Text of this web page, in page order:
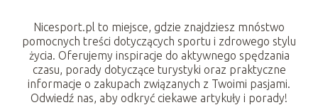
Nicesport.pl to miejsce, gdzie znajdziesz mnóstwo
pomocnych treści dotyczących sportu i zdrowego stylu
życia. Oferujemy inspiracje do aktywnego spędzania
czasu, porady dotyczące turystyki oraz praktyczne
informacje o zakupach związanych z Twoimi pasjami.
Odwiedź nas, aby odkryć ciekawe artykuły i porady!